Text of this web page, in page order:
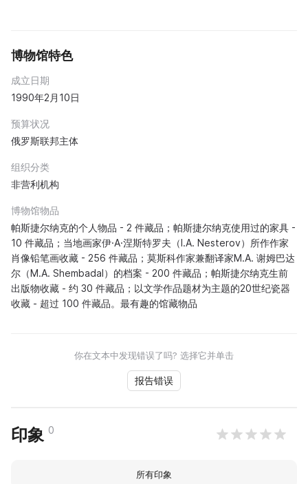
博物馆特色
成立日期
1990年2月10日
预算状况
俄罗斯联邦主体
组织分类
非营利机构
博物馆物品
帕斯捷尔纳克的个人物品 - 2 件藏品；帕斯捷尔纳克使用过的家具 -
10 件藏品；当地画家伊·А·涅斯特罗夫（I.A. Nesterov）所作作家
肖像铅笔画收藏 - 256 件藏品；莫斯科作家兼翻译家M.А. 谢姆巴达
尔（M.A. Shembadal）的档案 - 200 件藏品；帕斯捷尔纳克生前
出版物收藏 - 约 30 件藏品；以文学作品题材为主题的20世纪瓷器
收藏 - 超过 100 件藏品。最有趣的馆藏物品
你在文本中发现错误了吗? 选择它并单击
报告错误
印象 0
所有印象